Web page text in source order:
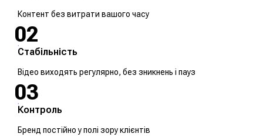
Контент без витрати вашого часу
02
Стабільність
Відео виходять регулярно, без зникнень і пауз
03
Контроль
Бренд постійно у полі зору клієнтів